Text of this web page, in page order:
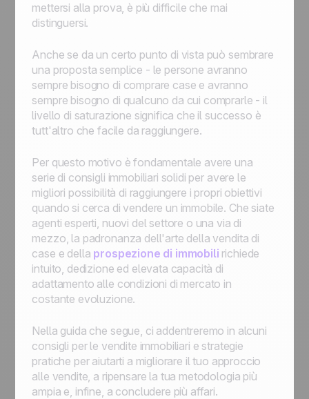
mettersi alla prova, è più difficile che mai
distinguersi.
Anche se da un certo punto di vista può sembrare
una proposta semplice - le persone avranno
sempre bisogno di comprare case e avranno
sempre bisogno di qualcuno da cui comprarle - il
livello di saturazione significa che il successo è
tutt'altro che facile da raggiungere.
Per questo motivo è fondamentale avere una
serie di consigli immobiliari solidi per avere le
migliori possibilità di raggiungere i propri obiettivi
quando si cerca di vendere un immobile. Che siate
agenti esperti, nuovi del settore o una via di
mezzo, la padronanza dell'arte della vendita di
case e della prospezione di immobili richiede
intuito, dedizione ed elevata capacità di
adattamento alle condizioni di mercato in
costante evoluzione.
Nella guida che segue, ci addentreremo in alcuni
consigli per le vendite immobiliari e strategie
pratiche per aiutarti a migliorare il tuo approccio
alle vendite, a ripensare la tua metodologia più
ampia e, infine, a concludere più affari.